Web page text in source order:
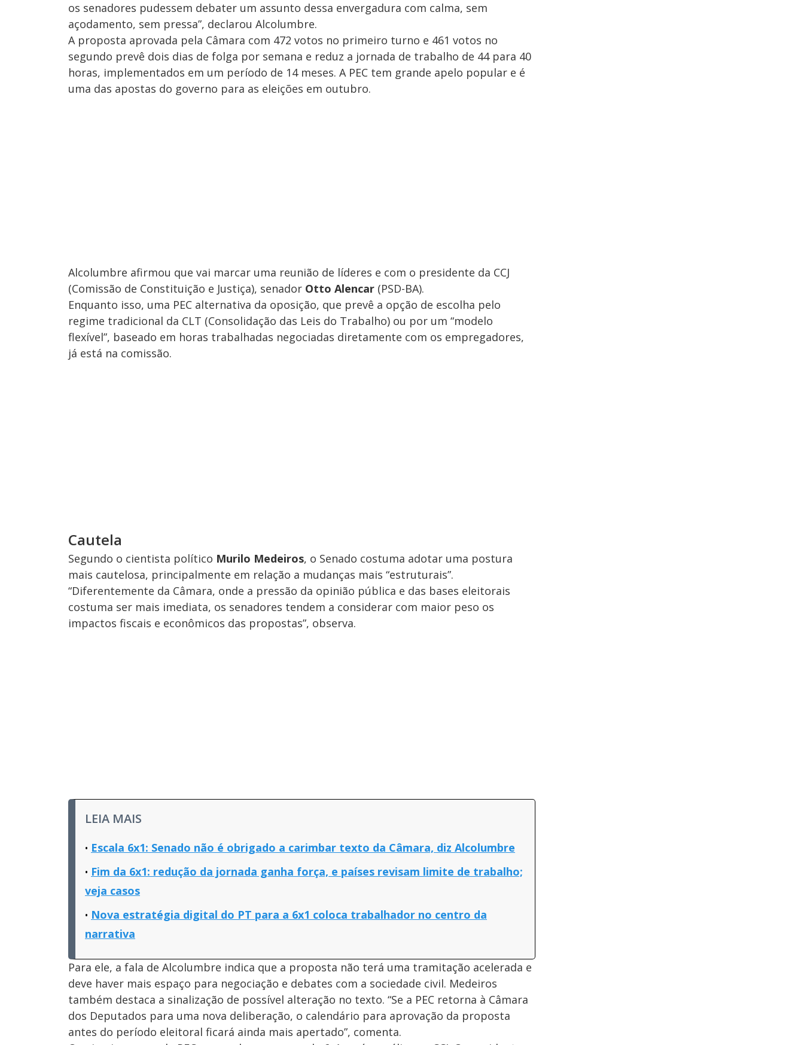
os senadores pudessem debater um assunto dessa envergadura com calma, sem
açodamento, sem pressa”, declarou Alcolumbre.
A proposta aprovada pela Câmara com 472 votos no primeiro turno e 461 votos no
segundo prevê dois dias de folga por semana e reduz a jornada de trabalho de 44 para 40
horas, implementados em um período de 14 meses. A PEC tem grande apelo popular e é
uma das apostas do governo para as eleições em outubro.
Alcolumbre afirmou que vai marcar uma reunião de líderes e com o presidente da CCJ
(Comissão de Constituição e Justiça), senador Otto Alencar (PSD-BA).
Enquanto isso, uma PEC alternativa da oposição, que prevê a opção de escolha pelo
regime tradicional da CLT (Consolidação das Leis do Trabalho) ou por um “modelo
flexível”, baseado em horas trabalhadas negociadas diretamente com os empregadores,
já está na comissão.
Cautela
Segundo o cientista político Murilo Medeiros, o Senado costuma adotar uma postura
mais cautelosa, principalmente em relação a mudanças mais “estruturais”.
“Diferentemente da Câmara, onde a pressão da opinião pública e das bases eleitorais
costuma ser mais imediata, os senadores tendem a considerar com maior peso os
impactos fiscais e econômicos das propostas”, observa.
LEIA MAIS
Escala 6x1: Senado não é obrigado a carimbar texto da Câmara, diz Alcolumbre
Fim da 6x1: redução da jornada ganha força, e países revisam limite de trabalho;
veja casos
Nova estratégia digital do PT para a 6x1 coloca trabalhador no centro da
narrativa
Para ele, a fala de Alcolumbre indica que a proposta não terá uma tramitação acelerada e
deve haver mais espaço para negociação e debates com a sociedade civil. Medeiros
também destaca a sinalização de possível alteração no texto. “Se a PEC retorna à Câmara
dos Deputados para uma nova deliberação, o calendário para aprovação da proposta
antes do período eleitoral ficará ainda mais apertado”, comenta.